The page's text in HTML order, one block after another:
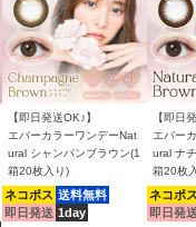
【即日発送OK♪】
エバーカラーワンデーNat
ural シャンパンブラウン(1
箱20枚入り)
ネコポス 送料無料
即日発送 1day
【即日
エバー
ural ナ
箱20枚
ネコポ
即日発